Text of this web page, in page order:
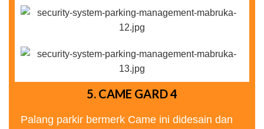
5. CAME GARD 4
Palang parkir bermerk Came ini didesain dan